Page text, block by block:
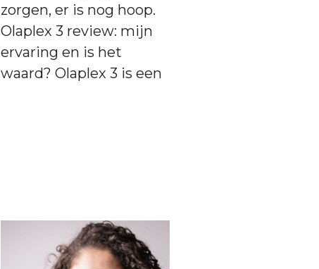
zorgen, er is nog hoop.
Olaplex 3 review: mijn
ervaring en is het
waard? Olaplex 3 is een